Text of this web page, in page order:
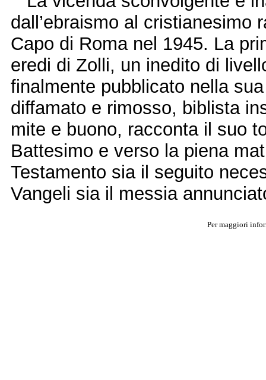
dall’ebraismo al cristianesimo
Capo di Roma nel 1945. La
eredi di Zolli, un inedito di
finalmente pubblicato nella
diffamato e rimosso, biblista
mite e buono, racconta il suo
Battesimo e verso la piena
Testamento sia il seguito
Vangeli sia il messia
Per maggiori